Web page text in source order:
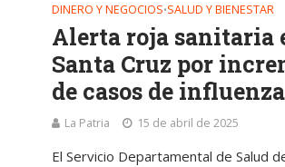
DINERO Y NEGOCIOS•SALUD Y BIENESTAR
Alerta roja sanitaria
Santa Cruz por
de casos de influenza
La Patria 15 de abril de 2025
El Servicio Departamental de Salud